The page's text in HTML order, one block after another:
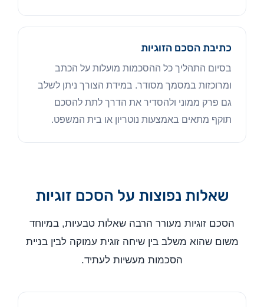
כתיבת הסכם הזוגיות
בסיום התהליך כל ההסכמות מועלות על הכתב
ומרוכזות במסמך מסודר. במידת הצורך ניתן לשלב
גם פרק ממוני ולהסדיר את הדרך לתת להסכם
תוקף מתאים באמצעות נוטריון או בית המשפט.
שאלות נפוצות על הסכם זוגיות
הסכם זוגיות מעורר הרבה שאלות טבעיות, במיוחד
משום שהוא משלב בין שיחה זוגית עמוקה לבין בניית
הסכמות מעשיות לעתיד.